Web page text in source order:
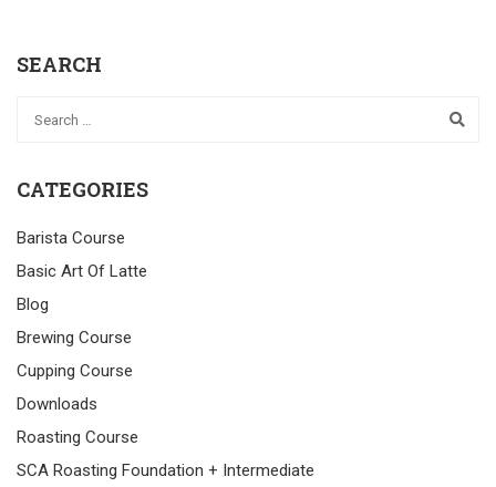
SEARCH
CATEGORIES
Barista Course
Basic Art Of Latte
Blog
Brewing Course
Cupping Course
Downloads
Roasting Course
SCA Roasting Foundation + Intermediate